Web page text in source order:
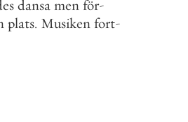
dansa men för-
plats. Musiken fort-